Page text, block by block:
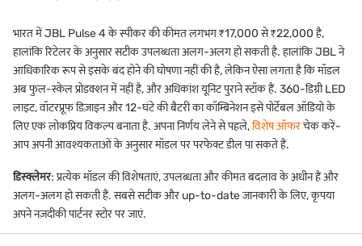
भारत में JBL Pulse 4 के स्पीकर की कीमत लगभग ₹17,000 से ₹22,000 है,
हालांकि रिटेलर के अनुसार सटीक उपलब्धता अलग-अलग हो सकती है. हालांकि JBL ने
आधिकारिक रूप से इसके बंद होने की घोषणा नहीं की है, लेकिन ऐसा लगता है कि मॉडल
अब फुल-स्केल प्रोडक्शन में नहीं है, और अधिकांश यूनिट पुराने स्टॉक हैं. 360-डिग्री LED
लाइट, वॉटरप्रूफ डिज़ाइन और 12-घंटे की बैटरी का कॉम्बिनेशन इसे पोर्टेबल ऑडियो के
लिए एक लोकप्रिय विकल्प बनाता है. अपना निर्णय लेने से पहले,विशेष ऑफरचेक करें-
आप अपनी आवश्यकताओं के अनुसार मॉडल पर परफेक्ट डील पा सकते हैं.
डिस्क्लेमर: प्रत्येक मॉडल की विशेषताएं, उपलब्धता और कीमत बदलाव के अधीन हैं और
अलग-अलग हो सकती हैं. सबसे सटीक और up-to-date जानकारी के लिए, कृपया
अपने नज़दीकी पार्टनर स्टोर पर जाएं.